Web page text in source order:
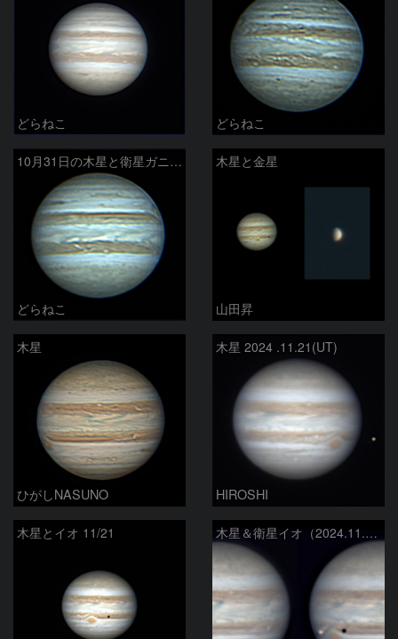
どらねこ どらねこ
10月31日の木星と衛星ガニメデ
どらねこ
木星と金星
山田昇
木星
ひがしNASUNO
木星 2024 .11.21(UT)
HIROSHI
木星とイオ 11/21 木星＆衛星イオ（2024.11.21）